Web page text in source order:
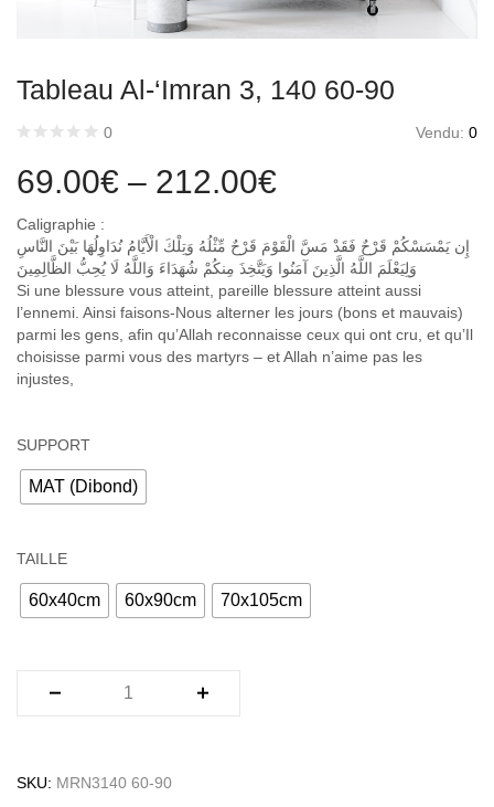
Tableau Al-‘Imran 3, 140 60-90
0 Vendu: 0
69.00€ – 212.00€
Caligraphie :
إِن يَمْسَسْكُمْ قَرْحٌ فَقَدْ مَسَّ الْقَوْمَ قَرْحٌ مِّثْلُهُ وَتِلْكَ الْأَيَّامُ نُدَاوِلُهَا بَيْنَ النَّاسِ
وَلِيَعْلَمَ اللَّهُ الَّذِينَ آمَنُوا وَيَتَّخِذَ مِنكُمْ شُهَدَاءَ وَاللَّهُ لَا يُحِبُّ الظَّالِمِينَ
Si une blessure vous atteint, pareille blessure atteint aussi
l’ennemi. Ainsi faisons-Nous alterner les jours (bons et mauvais)
parmi les gens, afin qu’Allah reconnaisse ceux qui ont cru, et qu’Il
choisisse parmi vous des martyrs – et Allah n’aime pas les
injustes,
SUPPORT
MAT (Dibond)
TAILLE
60x40cm 60x90cm 70x105cm
SKU: MRN3140 60-90